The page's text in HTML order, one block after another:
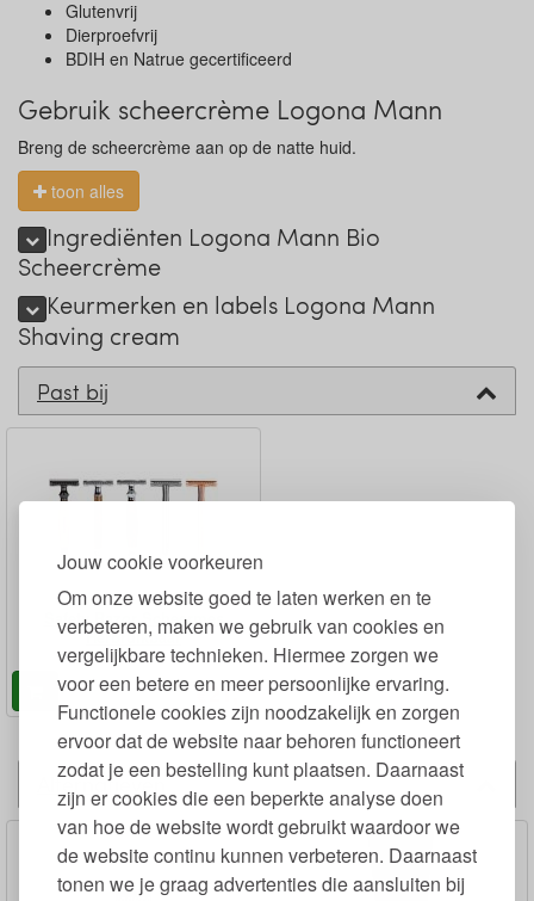
Jouw cookie voorkeuren
Om onze website goed te laten werken en te
verbeteren, maken we gebruik van cookies en
vergelijkbare technieken. Hiermee zorgen we
voor een betere en meer persoonlijke ervaring.
Functionele cookies zijn noodzakelijk en zorgen
ervoor dat de website naar behoren functioneert
zodat je een bestelling kunt plaatsen. Daarnaast
zijn er cookies die een beperkte analyse doen
van hoe de website wordt gebruikt waardoor we
de website continu kunnen verbeteren. Daarnaast
tonen we je graag advertenties die aansluiten bij
Glutenvrij
Dierproefvrij
BDIH en Natrue gecertificeerd
Gebruik scheercrème Logona Mann
Breng de scheercrème aan op de natte huid.
toon alles
Ingrediënten Logona Mann Bio
Scheercrème
Keurmerken en labels Logona Mann
Shaving cream
Past bij
Safety Razor Scheermes
Herbruikbaar
€21,95
Alternatieven